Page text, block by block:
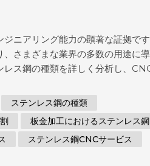
ニアリング能力の顕著な証拠です
さまざまな業界の多数の用途に
ス鋼の種類を詳しく分析し、
セスとの相乗効果を理解すること
性 ステンレス鋼には多様な合金があ
いて特定の用途に合わせて調整さ
ステンレス鋼の種類
板金加工におけるステンレス鋼
ステンレス鋼CNCサービス